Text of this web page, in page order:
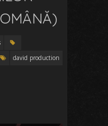
david production